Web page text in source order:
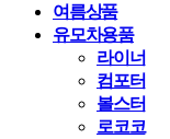
여름상품
유모차용품
라이너
컴포터
볼스터
로코코